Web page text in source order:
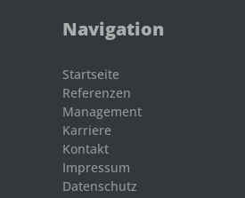
Navigation
Startseite
Referenzen
Management
Karriere
Kontakt
Impressum
Datenschutz